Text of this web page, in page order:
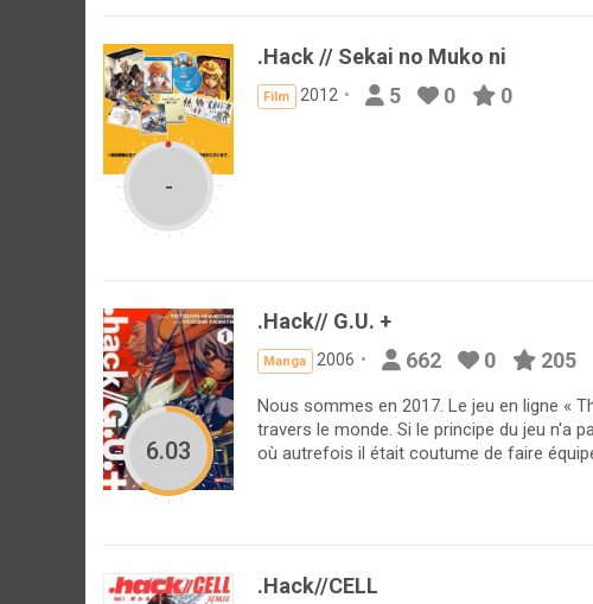
-
.Hack // Sekai no Muko ni
Film 2012 5 0 0
6.03
.Hack// G.U. +
Manga 2006 662 0 205
Nous sommes en 2017. Le jeu en ligne «
travers le monde. Si le principe du jeu n'a
où autrefois il était coutume de faire
.Hack//CELL